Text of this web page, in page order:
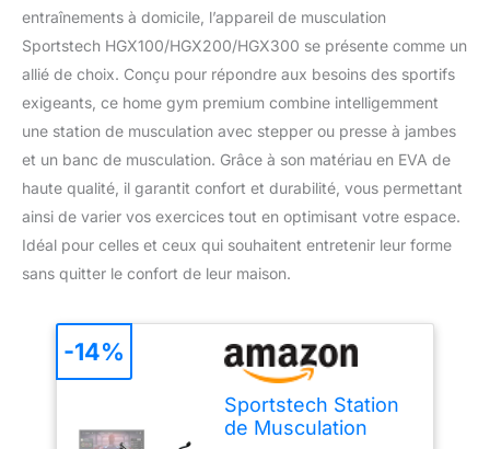
entraînements à domicile, l’appareil de musculation
Sportstech HGX100/HGX200/HGX300 se présente comme un
allié de choix. Conçu pour répondre aux besoins des sportifs
exigeants, ce home gym premium combine intelligemment
une station de musculation avec stepper ou presse à jambes
et un banc de musculation. Grâce à son matériau en EVA de
haute qualité, il garantit confort et durabilité, vous permettant
ainsi de varier vos exercices tout en optimisant votre espace.
Idéal pour celles et ceux qui souhaitent entretenir leur forme
sans quitter le confort de leur maison.
Sportstech Station
de Musculation
-14%